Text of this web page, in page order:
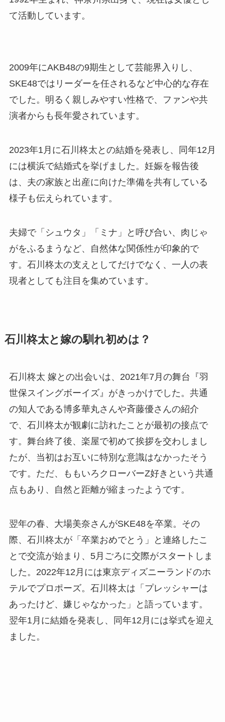
て活動しています。
2009年にAKB48の9期生として芸能界入りし、
SKE48ではリーダーを任されるなど中心的な存在
でした。明るく親しみやすい性格で、ファンや共
演者からも長年愛されています。
2023年1月に石川柊太との結婚を発表し、同年12月
には横浜で結婚式を挙げました。妊娠を報告後
は、夫の家族と出産に向けた準備を共有している
様子も伝えられています。
夫婦で「シュウタ」「ミナ」と呼び合い、肉じゃ
がをふるまうなど、自然体な関係性が印象的で
す。石川柊太の支えとしてだけでなく、一人の表
現者としても注目を集めています。
石川柊太と嫁の馴れ初めは？
石川柊太 嫁との出会いは、2021年7月の舞台『羽
世保スイングボーイズ』がきっかけでした。共通
の知人である博多華丸さんや斉藤優さんの紹介
で、石川柊太が観劇に訪れたことが最初の接点で
す。舞台終了後、楽屋で初めて挨拶を交わしまし
たが、当初はお互いに特別な意識はなかったそう
です。ただ、ももいろクローバーZ好きという共通
点もあり、自然と距離が縮まったようです。
翌年の春、大場美奈さんがSKE48を卒業。その
際、石川柊太が「卒業おめでとう」と連絡したこ
とで交流が始まり、5月ごろに交際がスタートしま
した。2022年12月には東京ディズニーランドのホ
テルでプロポーズ。石川柊太は「プレッシャーは
あったけど、嫌じゃなかった」と語っています。
翌年1月に結婚を発表し、同年12月には挙式を迎え
ました。